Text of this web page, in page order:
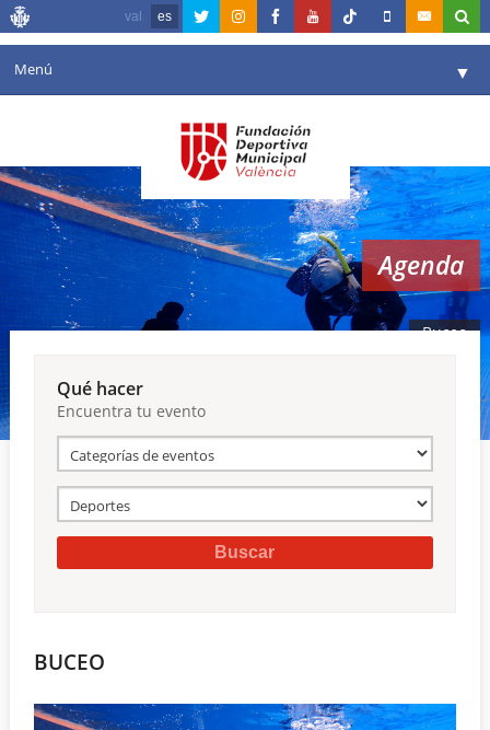
val es
Menú ▼
Agenda
Instalaciones ▼
Comunicación ▼
Valencia en deporte ▼
Reservas
Agenda
Buceo
Qué hacer
Encuentra tu evento
BUCEO